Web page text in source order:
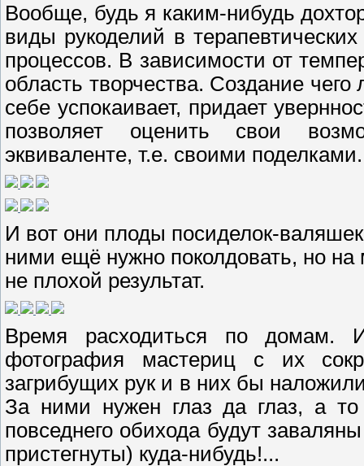
Вообще, будь я каким-нибудь
виды рукоделий в
процессов. В зависимости от
область творчества. Создание
себе успокаивает, придает
позволяет оценить свои
эквиваленте, т.е. своими поделками.
И вот они плоды посиделок-
ними ещё нужно поколдовать, но на
не плохой результат.
Время расходиться по домам.
фотография мастериц с их
загрибущих рук и в них бы
За ними нужен глаз да глаз, а
повседнего обихода будут
пристегнуты) куда-нибудь!...